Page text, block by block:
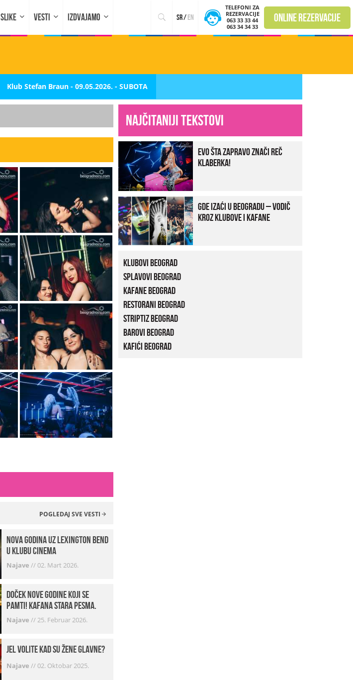
SLIKE VESTI IZDVAJAMO sr/en
TELEFONI ZA
REZERVACIJE
063 33 33 44
063 34 34 33
online rezervacije
Klub Stefan Braun - 09.05.2026. - SUBOTA
POGLEDAJ SVE VESTI
Nova godina uz Lexington bend
u klubu Cinema
Najave //02. Mart 2026.
Doček Nove godine koji se
pamti! Kafana Stara pesma.
Najave //25. Februar 2026.
Jel volite kad su žene glavne?
Najave //02. Oktobar 2025.
Najčitaniji tekstovi
Evo šta zapravo znači reč
klaberka!
Gde izaći u Beogradu – vodič
kroz klubove i kafane
Klubovi Beograd
Splavovi Beograd
Kafane Beograd
Restorani Beograd
Striptiz Beograd
Barovi Beograd
Kafići Beograd